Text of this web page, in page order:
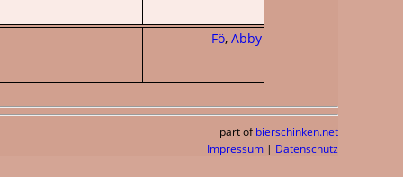
Fö, Abby
part of bierschinken.net
Impressum | Datenschutz